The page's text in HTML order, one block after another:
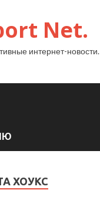
Net.
интернет-новости.
ХОУКС